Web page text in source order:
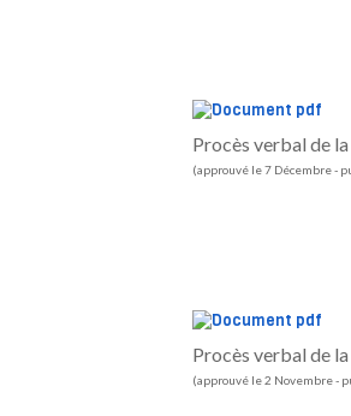
Procès verbal de
(approuvé le 7 Décembre -
Procès verbal de
(approuvé le 2 Novembre -